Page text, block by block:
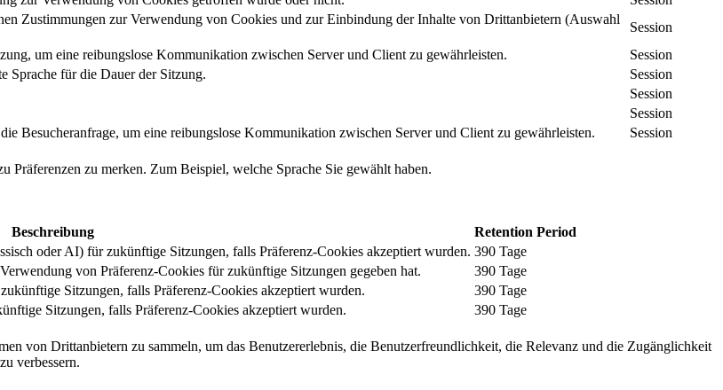
Zustimmungen zur Verwendung von Cookies und zur Einbindung der Inhalte von Drittanbietern (Auswahl
Session
um eine reibungslose Kommunikation zwischen Server und Client zu gewährleisten.
Session
Sprache für die Dauer der Sitzung.
Session
Session
Session
Besucheranfrage, um eine reibungslose Kommunikation zwischen Server und Client zu gewährleisten.
Session
Präferenzen zu merken. Zum Beispiel, welche Sprache Sie gewählt haben.
Beschreibung
Retention Period
oder AI) für zukünftige Sitzungen, falls Präferenz-Cookies akzeptiert wurden. 390 Tage
von Präferenz-Cookies für zukünftige Sitzungen gegeben hat.
390 Tage
Sitzungen, falls Präferenz-Cookies akzeptiert wurden.
390 Tage
Sitzungen, falls Präferenz-Cookies akzeptiert wurden.
390 Tage
von Drittanbietern zu sammeln, um das Benutzererlebnis, die Benutzerfreundlichkeit, die Relevanz und die Zugänglichkeit
verbessern.